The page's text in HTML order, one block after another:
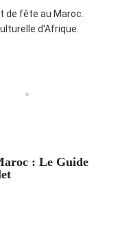
de fête au Maroc.
d'Afrique.
: Le Guide